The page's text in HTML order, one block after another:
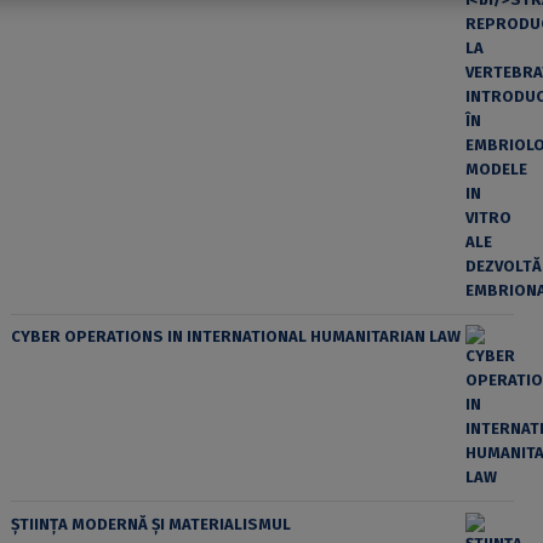
CYBER OPERATIONS IN INTERNATIONAL HUMANITARIAN LAW
ȘTIINȚA MODERNĂ ȘI MATERIALISMUL